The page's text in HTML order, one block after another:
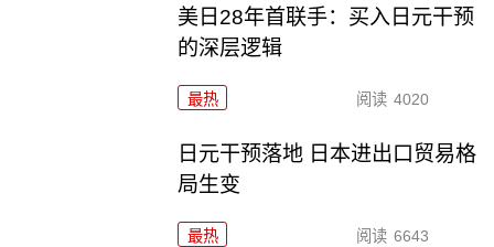
美日28年首联手：买入日元干预
的深层逻辑
最热 阅读 4020
日元干预落地 日本进出口贸易格
局生变
最热 阅读 6643